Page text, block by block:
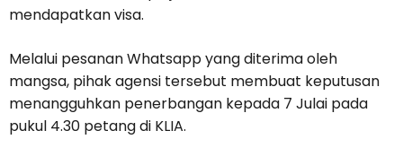
mendapatkan visa.
Melalui pesanan Whatsapp yang diterima oleh
mangsa, pihak agensi tersebut membuat keputusan
menangguhkan penerbangan kepada 7 Julai pada
pukul 4.30 petang di KLIA.